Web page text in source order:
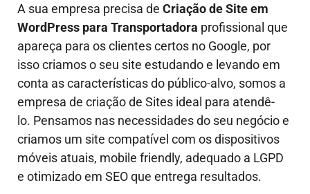
A sua empresa precisa de Criação de Site em
WordPress para Transportadora profissional que
apareça para os clientes certos no Google, por
isso criamos o seu site estudando e levando em
conta as características do público-alvo, somos a
empresa de criação de Sites ideal para atendê-
lo. Pensamos nas necessidades do seu negócio e
criamos um site compatível com os dispositivos
móveis atuais, mobile friendly, adequado a LGPD
e otimizado em SEO que entrega resultados.